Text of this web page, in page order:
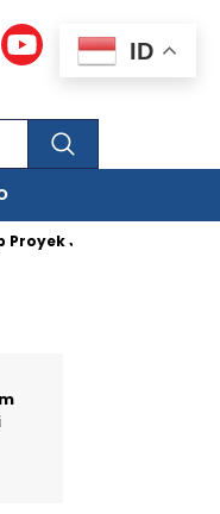
Jalan Sumut Meluas
ID